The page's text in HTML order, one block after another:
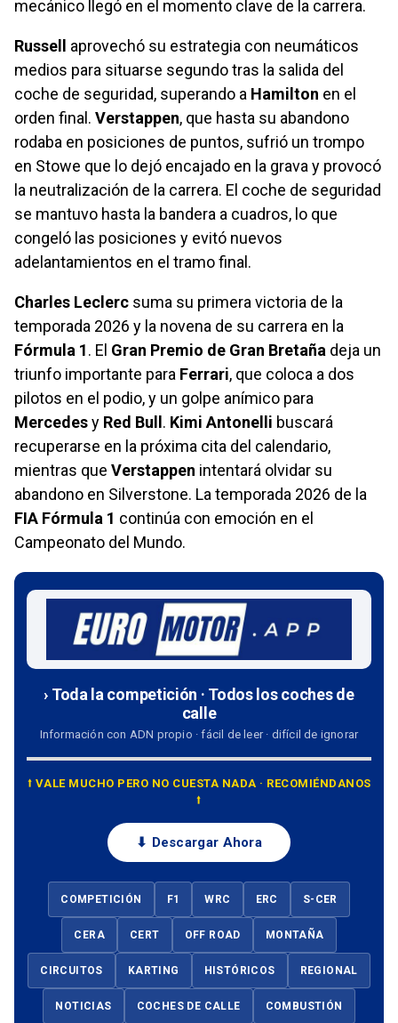
mecánico llegó en el momento clave de la carrera.
Russell
aprovechó su estrategia con neumáticos
medios para situarse segundo tras la salida del
coche de seguridad, superando a Hamilton en el
orden final. Verstappen, que hasta su abandono
rodaba en posiciones de puntos, sufrió un trompo
en Stowe que lo dejó encajado en la grava y provocó
la neutralización de la carrera. El coche de seguridad
se mantuvo hasta la bandera a cuadros, lo que
congeló las posiciones y evitó nuevos
adelantamientos en el tramo final.
Charles Leclerc suma su primera victoria de la
temporada 2026 y la novena de su carrera en la
Fórmula 1. El Gran Premio de Gran Bretaña deja un
triunfo importante para Ferrari, que coloca a dos
pilotos en el podio, y un golpe anímico para
Mercedesy Red Bull . Kimi Antonelli buscará
recuperarse en la próxima cita del calendario,
mientras que Verstappen intentará olvidar su
abandono en Silverstone. La temporada 2026 de la
FIA Fórmula 1 continúa con emoción en el
Campeonato del Mundo.
› Toda la competición · Todos los coches de
calle
Información con ADN propio · fácil de leer · difícil de ignorar
⭡ VALE MUCHO PERO NO CUESTA NADA · RECOMIÉNDANOS
⭡
⬇ Descargar Ahora
COMPETICIÓN F1 WRC ERC S-CER
CERA CERT OFF ROAD MONTAÑA
CIRCUITOS KARTING HISTÓRICOS REGIONAL
NOTICIAS COCHES DE CALLE COMBUSTIÓN